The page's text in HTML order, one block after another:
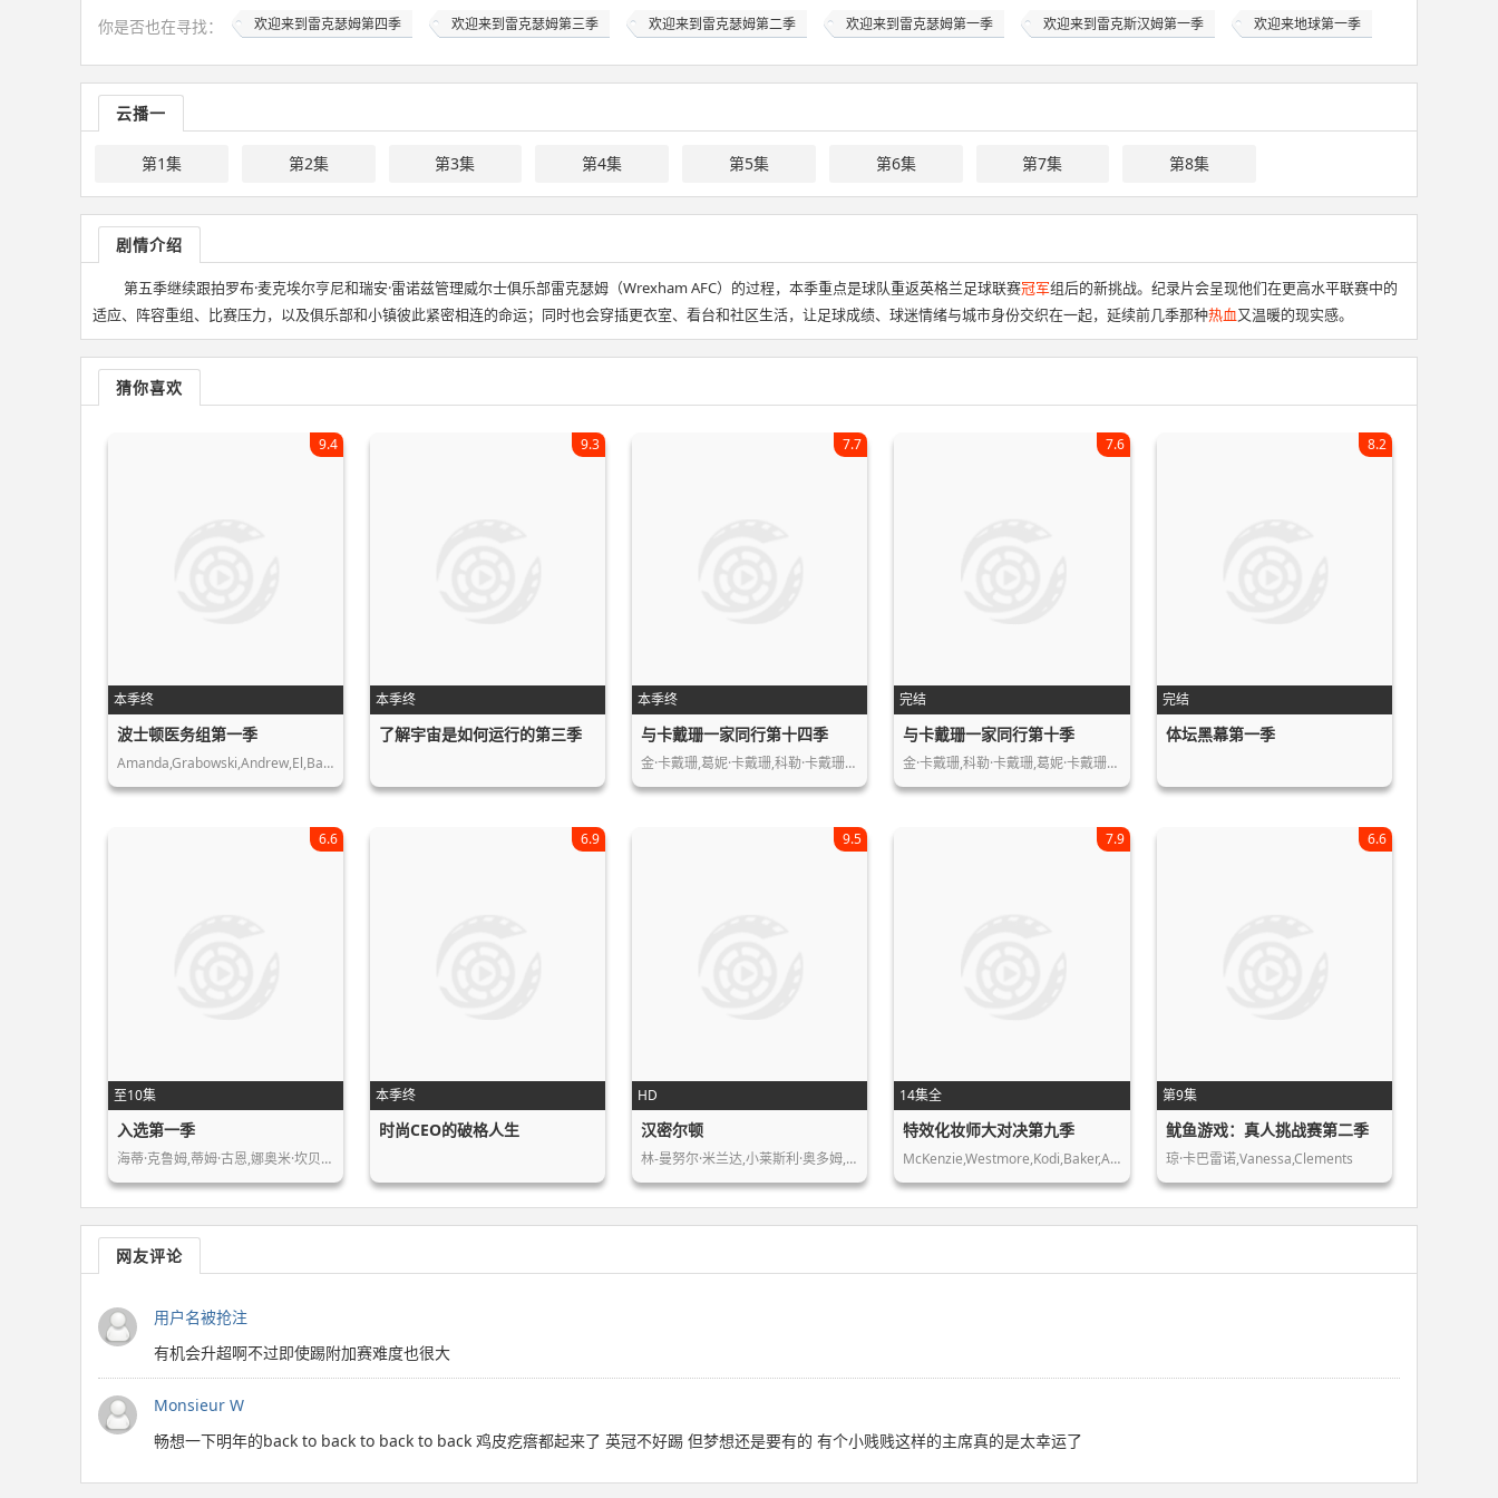
你是否也在寻找： 欢迎来到雷克瑟姆第四季 欢迎来到雷克瑟姆第三季 欢迎来到雷克瑟姆第二季 欢迎来到雷克瑟姆第一季 欢迎来到雷克斯汉姆第一季 欢迎来地球第一季
云播一
第1集 第2集 第3集 第4集 第5集 第6集 第7集 第8集
剧情介绍
第五季继续跟拍罗布·麦克埃尔亨尼和瑞安·雷诺兹管理威尔士俱乐部雷克瑟姆（Wrexham AFC）的过程，本季重点是球队重返英格兰足球联赛冠军组后的新挑战。纪录片会呈现他们在更高水平联赛中的
适应、阵容重组、比赛压力，以及俱乐部和小镇彼此紧密相连的命运；同时也会穿插更衣室、看台和社区生活，让足球成绩、球迷情绪与城市身份交织在一起，延续前几季那种热血又温暖的现实感。
猜你喜欢
本季终
9.4
波士顿医务组第一季
Amanda,Grabowski,Andrew,El,Bardissi,…
本季终
9.3
了解宇宙是如何运行的第三季
本季终
7.7
与卡戴珊一家同行第十四季
金·卡戴珊,葛妮·卡戴珊,科勒·卡戴珊…
完结
7.6
与卡戴珊一家同行第十季
金·卡戴珊,科勒·卡戴珊,葛妮·卡戴珊…
完结
8.2
体坛黑幕第一季
至10集
6.6
入选第一季
海蒂·克鲁姆,蒂姆·古恩,娜奥米·坎贝…
本季终
6.9
时尚CEO的破格人生
HD
9.5
汉密尔顿
林-曼努尔·米兰达,小莱斯利·奥多姆,…
14集全
7.9
特效化妆师大对决第九季
McKenzie,Westmore,Kodi,Baker,Aaron,G…
第9集
6.6
鱿鱼游戏：真人挑战赛第二季
琼·卡巴雷诺,Vanessa,Clements
网友评论
用户名被抢注
有机会升超啊不过即使踢附加赛难度也很大
Monsieur W
畅想一下明年的back to back to back to back 鸡皮疙瘩都起来了 英冠不好踢 但梦想还是要有的 有个小贱贱这样的主席真的是太幸运了